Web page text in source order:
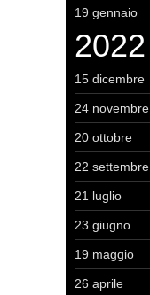
19 gennaio
2022
15 dicembre
24 novembre
20 ottobre
22 settembre
21 luglio
23 giugno
19 maggio
26 aprile